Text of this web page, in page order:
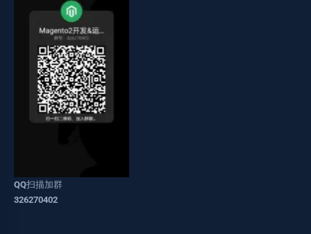
QQ扫描加群
326270402